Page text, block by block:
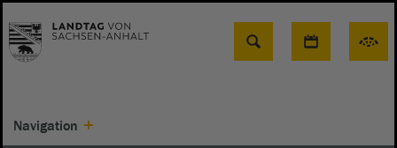
Suche
Navigation